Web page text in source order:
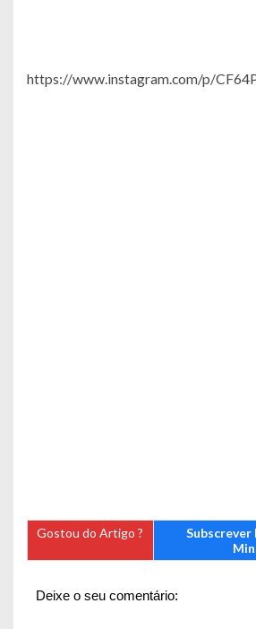
https://www.instagram.com/p/
Gostou do Artigo ?
Deixe o seu comentário: